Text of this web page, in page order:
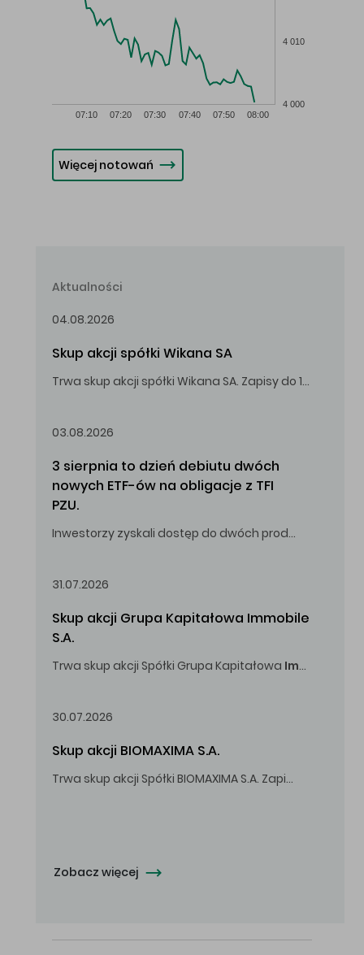
07:10 07:20 07:30 07:40 07:50 08:00
4 000
4 010
Więcej notowań
Aktualności
04.08.2026
Skup akcji spółki Wikana SA
Trwa skup akcji spółki Wikana SA. Zapisy do 14.08.2026 r. do godz. 16.00.
03.08.2026
3 sierpnia to dzień debiutu dwóch
nowych ETF-ów na obligacje z TFI
PZU.
Inwestorzy zyskali dostęp do dwóch produktów umożliwiających inwestowanie w obligacje skarbowe.
31.07.2026
Skup akcji Grupa Kapitałowa Immobile
S.A.
Trwa skup akcji Spółki Grupa Kapitałowa Immobile
30.07.2026
Skup akcji BIOMAXIMA S.A.
Trwa skup akcji Spółki BIOMAXIMA S.A. Zapisy do 4 sierpnia 2026 r. do godz. 16.00.
Zobacz więcej